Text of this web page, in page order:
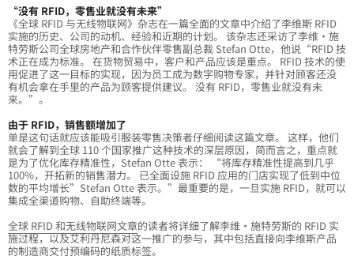
“没有 RFID，零售业就没有未来”
《全球 RFID 与无线物联网》杂志在一篇全面的文章中介绍了李维斯 RFID
实施的历史、公司的动机、经验和近期的计划。 该杂志还采访了李维·施
特劳斯公司全球房地产和合作伙伴零售副总裁 Stefan Otte，他说“RFID 技
术正在成为标准。 在货物贸易中，客户和产品应该是重点。 RFID 技术的使
用促进了这一目标的实现，因为员工成为数字购物专家，并针对顾客还没
有机会拿在手里的产品为顾客提供建议。 没有 RFID，零售业就没有未
来。”。
由于 RFID，销售额增加了
单是这句话就应该能吸引服装零售决策者仔细阅读这篇文章。 这样，他们
就会了解到全球 110 个国家推广这种技术的深层原因，简而言之，重点就
是为了优化库存精准性，Stefan Otte 表示： “将库存精准性提高到几乎
100%，开拓新的销售潜力。 已全面设施 RFID 应用的门店实现了低到中位
数的平均增长”Stefan Otte 表示。”最重要的是，一旦实施 RFID，就可以
集成全渠道购物、自助终端等。
全球 RFID 和无线物联网文章的读者将详细了解李维·施特劳斯的 RFID 实
施过程，以及艾利丹尼森对这一推广的参与，其中包括直接向李维斯产品
的制造商交付预编码的纸质标签。